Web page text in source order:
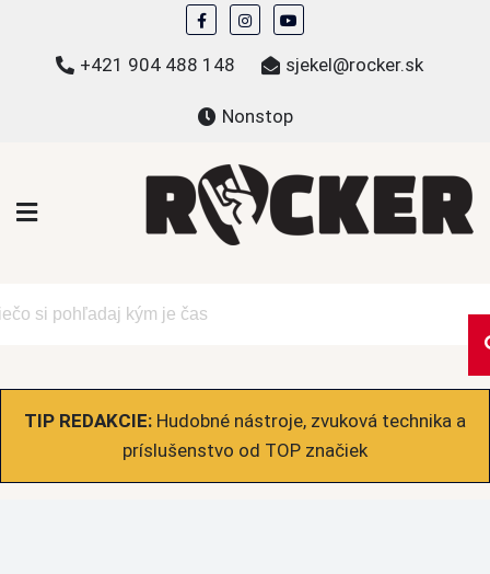
content
+421 904 488 148 sjekel@rocker.sk
Nonstop
TIP REDAKCIE: Hudobné nástroje, zvuková technika a
príslušenstvo od TOP značiek